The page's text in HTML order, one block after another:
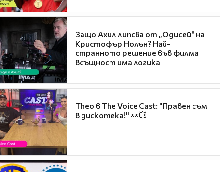
Защо Ахил липсва от „Одисей“ на
Кристофър Нолън? Най-
странното решение във филма
всъщност има логика
Theo в The Voice Cast: "Правен съм
в дискотека!" 👀💥